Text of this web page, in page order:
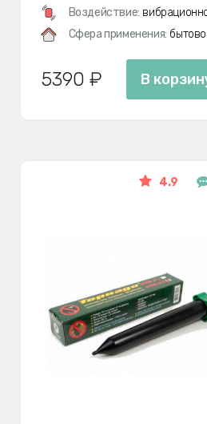
Воздействие:
Сфера применения:
5390 ₽ В
4.9